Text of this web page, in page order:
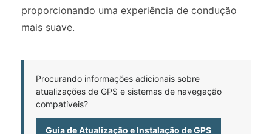
proporcionando uma experiência de condução
mais suave.
Procurando informações adicionais sobre
atualizações de GPS e sistemas de navegação
compatíveis?
Guia de Atualização e Instalação de GPS